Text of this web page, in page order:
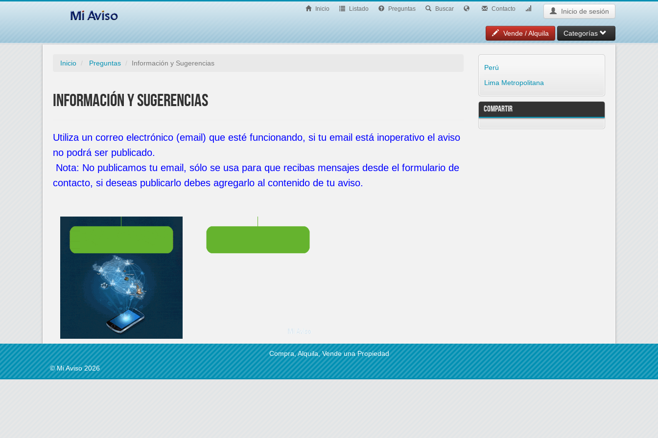
Inicio Listado Preguntas Buscar Contacto Inicio de sesión
Vende / Alquila Categorías
Inicio Preguntas Información y Sugerencias
Información y Sugerencias
Utiliza un correo electrónico (email) que esté funcionando, si tu email está inoperativo el aviso
no podrá ser publicado.
Nota: No publicamos tu email, sólo se usa para que recibas mensajes desde el formulario de
contacto, si deseas publicarlo debes agregarlo al contenido de tu aviso.
Perú
Lima Metropolitana
Compartir
Compra, Alquila, Vende una Propiedad
© Mi Aviso 2026